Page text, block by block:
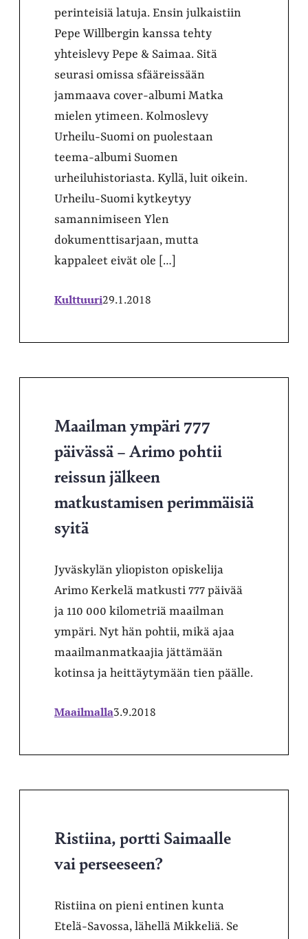
perinteisiä latuja. Ensin julkaistiin
Pepe Willbergin kanssa tehty
yhteislevy Pepe & Saimaa. Sitä
seurasi omissa sfääreissään
jammaava cover-albumi Matka
mielen ytimeen. Kolmoslevy
Urheilu-Suomi on puolestaan
teema-albumi Suomen
urheiluhistoriasta. Kyllä, luit oikein.
Urheilu-Suomi kytkeytyy
samannimiseen Ylen
dokumenttisarjaan, mutta
kappaleet eivät ole […]
Kulttuuri29.1.2018
Maailman ympäri 777
päivässä – Arimo pohtii
reissun jälkeen
matkustamisen perimmäisiä
syitä
Jyväskylän yliopiston opiskelija
Arimo Kerkelä matkusti 777 päivää
ja 110 000 kilometriä maailman
ympäri. Nyt hän pohtii, mikä ajaa
maailmanmatkaajia jättämään
kotinsa ja heittäytymään tien päälle.
Maailmalla3.9.2018
Ristiina, portti Saimaalle
vai perseeseen?
Ristiina on pieni entinen kunta
Etelä-Savossa, lähellä Mikkeliä. Se